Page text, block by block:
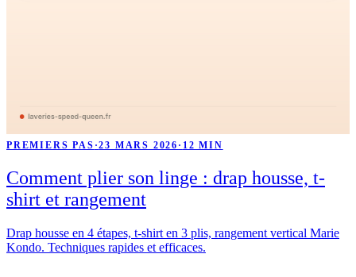
PREMIERS PAS ·23 MARS 2026 · 12 MIN
Comment plier son linge : drap housse, t-
shirt et rangement
Drap housse en 4 étapes, t-shirt en 3 plis, rangement vertical Marie
Kondo. Techniques rapides et efficaces.